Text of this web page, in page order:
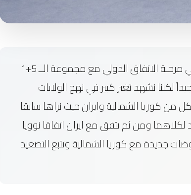
البرنامج النووي حقق نجاحا كبيرا خصوصا في مرحلة الاتفاق الدولي مع مجموعة الــ 5+1
لكننا نشهد تغير كبير في نهج الولايات
من كوريا الشمالية وايران حيث نراها سابقا
ومن ثم تتفق مع ايران اتفاقا نوويا
جديدة مع كوريا الشمالية وتتبع التصعيد